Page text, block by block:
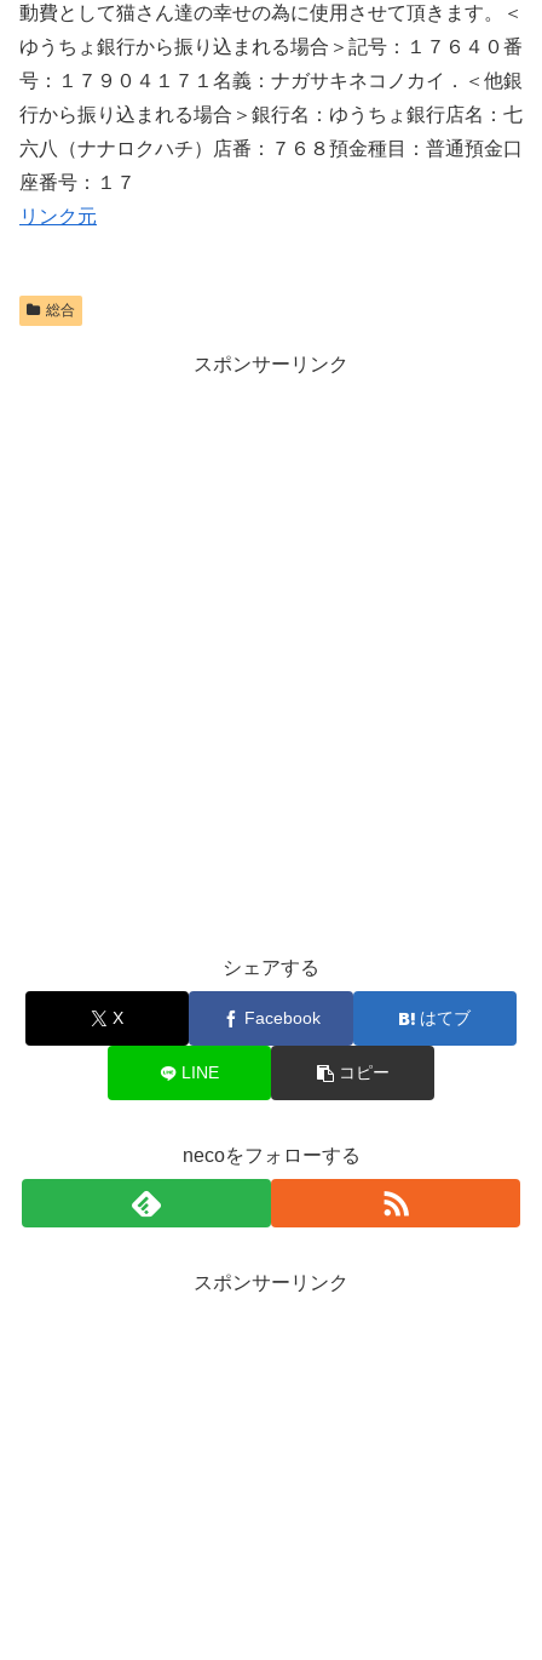
動費として猫さん達の幸せの為に使用させて頂きます。＜
ゆうちょ銀行から振り込まれる場合＞記号：１７６４０番
号：１７９０４１７１名義：ナガサキネコノカイ．＜他銀
行から振り込まれる場合＞銀行名：ゆうちょ銀行店名：七
六八（ナナロクハチ）店番：７６８預金種目：普通預金口
座番号：１７
リンク元
総合
スポンサーリンク
シェアする
X Facebook はてブ
LINE コピー
necoをフォローする
スポンサーリンク